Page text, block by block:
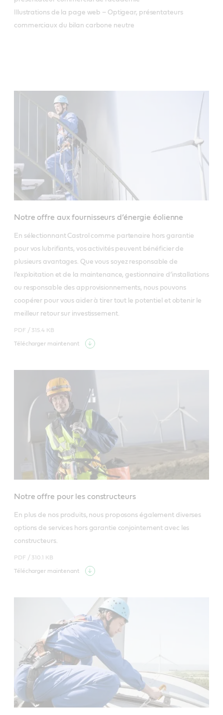
Illustrations de la page web – Optigear, présentateurs
commerciaux du bilan carbone neutre
Notre offre aux fournisseurs d’énergie éolienne
En sélectionnant Castrol comme partenaire hors garantie
pour vos lubrifiants, vos activités peuvent bénéficier de
plusieurs avantages. Que vous soyez responsable de
l’exploitation et de la maintenance, gestionnaire d’installations
ou responsable des approvisionnements, nous pouvons
coopérer pour vous aider à tirer tout le potentiel et obtenir le
meilleur retour sur investissement.
PDF / 315.4 KB
Télécharger maintenant
Notre offre pour les constructeurs
En plus de nos produits, nous proposons également diverses
options de services hors garantie conjointement avec les
constructeurs.
PDF / 310.1 KB
Télécharger maintenant